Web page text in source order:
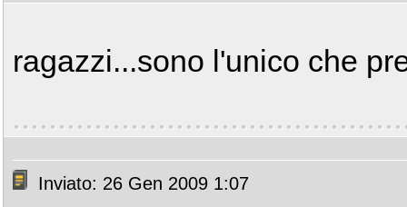
ragazzi...sono l'unico che
Inviato: 26 Gen 2009 1:07